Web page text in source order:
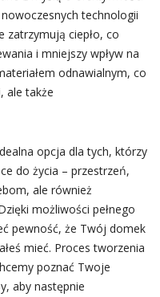
technologii
zatrzymują ciepło, co
i mniejszy wpływ na
odnawialnym, co
ale także
opcja dla tych, którzy
do życia – przestrzeń,
ale również
możliwości pełnego
pewność, że Twój domek
mieć. Proces tworzenia
poznać Twoje
aby następnie